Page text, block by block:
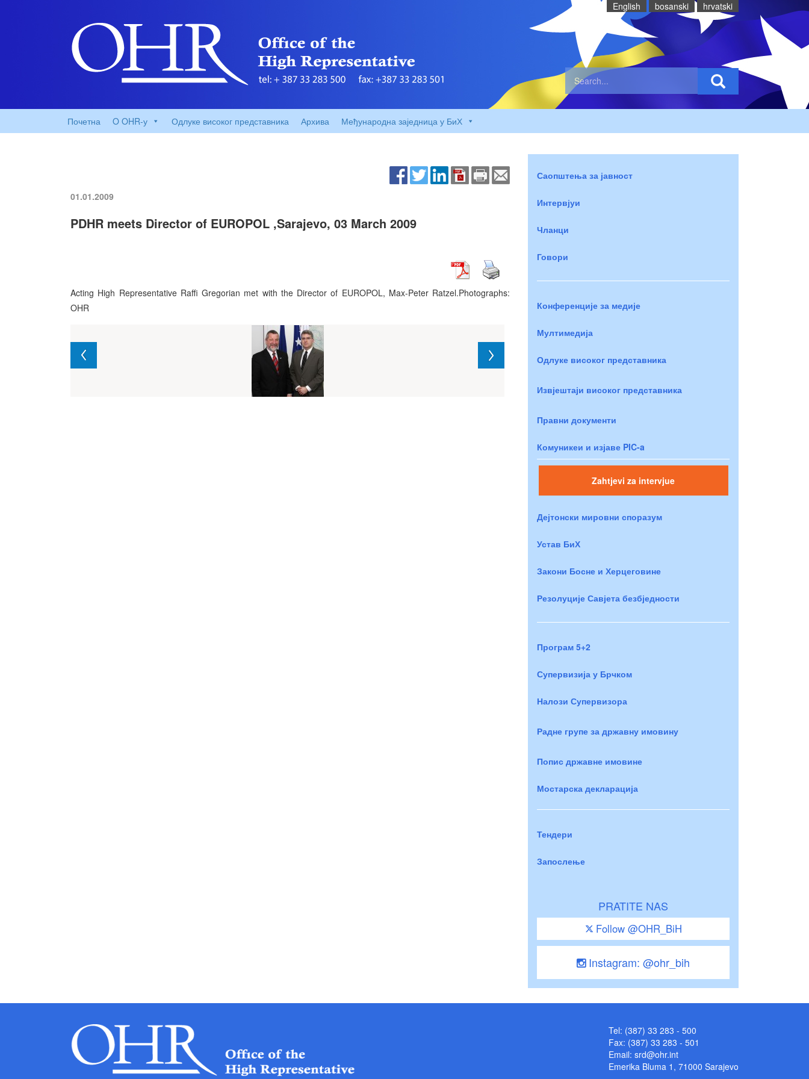
English bosanski hrvatski
Почетна O OHR-у Одлуке високог представника Архива Међународна заједница у БиХ
01.01.2009
PDHR meets Director of EUROPOL ,Sarajevo, 03 March 2009
Acting High Representative Raffi Gregorian met with the Director of EUROPOL, Max-Peter Ratzel.Photographs:
OHR
Саопштења за јавност
Интервјуи
Чланци
Говори
Конференције за медије
Мултимедија
Одлуке високог представника
Извјештаји високог представника
Правни документи
Комуникеи и изјаве PIC-a
Zahtjevi za intervjue
Дејтонски мировни споразум
Устав БиХ
Закони Босне и Херцеговине
Резолуције Савјета безбједности
Програм 5+2
Супервизија у Брчком
Налози Супервизора
Радне групе за државну имовину
Попис државне имовине
Мостарска декларација
Тендери
Запослење
PRATITE NAS
Follow @OHR_BiH
Instagram: @ohr_bih
Tel: (387) 33 283 - 500
Fax: (387) 33 283 - 501
Email: srd@ohr.int
Emerika Bluma 1, 71000 Sarajevo